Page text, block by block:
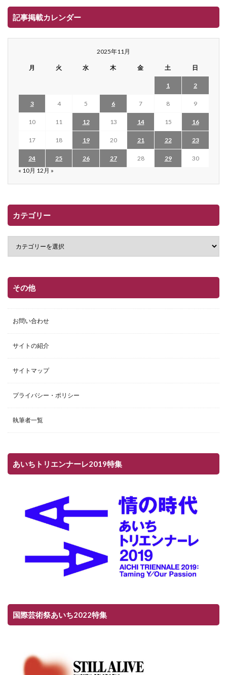
記事掲載カレンダー
2025年11月
月 火 水 木 金 土 日
1 2
3 4 5 6 7 8 9
10 11 12 13 14 15 16
17 18 19 20 21 22 23
24 25 26 27 28 29
30
« 10月 12月 »
カテゴリー
その他
お問い合わせ
サイトの紹介
サイトマップ
プライバシー・ポリシー
執筆者一覧
あいちトリエンナーレ2019特集
国際芸術祭あいち2022特集